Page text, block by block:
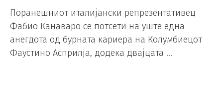
Поранешниот италијански репрезентативец
Фабио Канаваро се потсети на уште една
анегдота од бурната кариера на Колумбиецот
Фаустино Асприлја, додека двајцата …